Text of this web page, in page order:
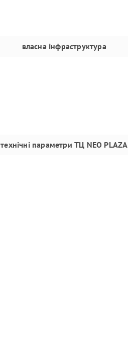
власна інфраструктура
технічні параметри ТЦ NEO PLAZA